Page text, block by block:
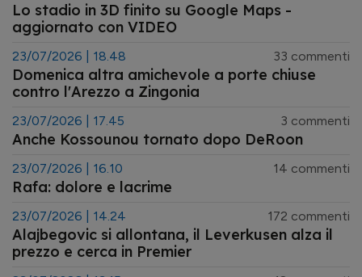
Lo stadio in 3D finito su Google Maps -
aggiornato con VIDEO
23/07/2026 | 18.48 33 commenti
Domenica altra amichevole a porte chiuse
contro l'Arezzo a Zingonia
23/07/2026 | 17.45 3 commenti
Anche Kossounou tornato dopo DeRoon
23/07/2026 | 16.10 14 commenti
Rafa: dolore e lacrime
23/07/2026 | 14.24 172 commenti
Alajbegovic si allontana, il Leverkusen alza il
prezzo e cerca in Premier